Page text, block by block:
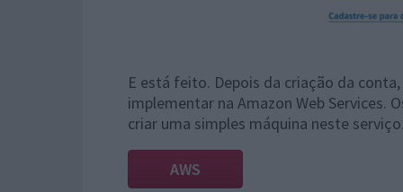
E está feito. Depois da criação da
implementar na Amazon Web Services.
criar uma simples máquina neste
AWS